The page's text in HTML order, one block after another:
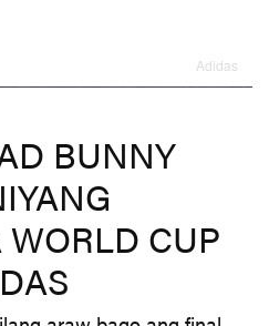
Adidas
BUNNY
WORLD CUP